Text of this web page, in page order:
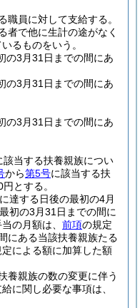
職員に対して支給する。
者で他に生計の途がなく
るものをいう。
の3月31日までの間にあ
の3月31日までの間にあ
の3月31日までの間にあ
該当する扶養親族につい
から第5号に該当する扶
とする。
達する日後の最初の4月
初の3月31日までの間に
の月額は、 前項の規定
にある当該扶養親族たる
定による額に加算した額
養親族の数の変更に伴う
に関し必要な事項は、